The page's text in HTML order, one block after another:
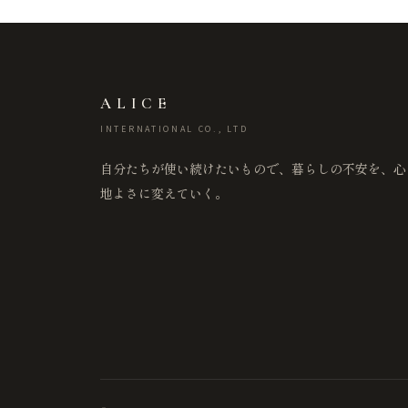
ALICE
INTERNATIONAL CO., LTD
自分たちが使い続けたいもので、暮らしの不安を、心
地よさに変えていく。